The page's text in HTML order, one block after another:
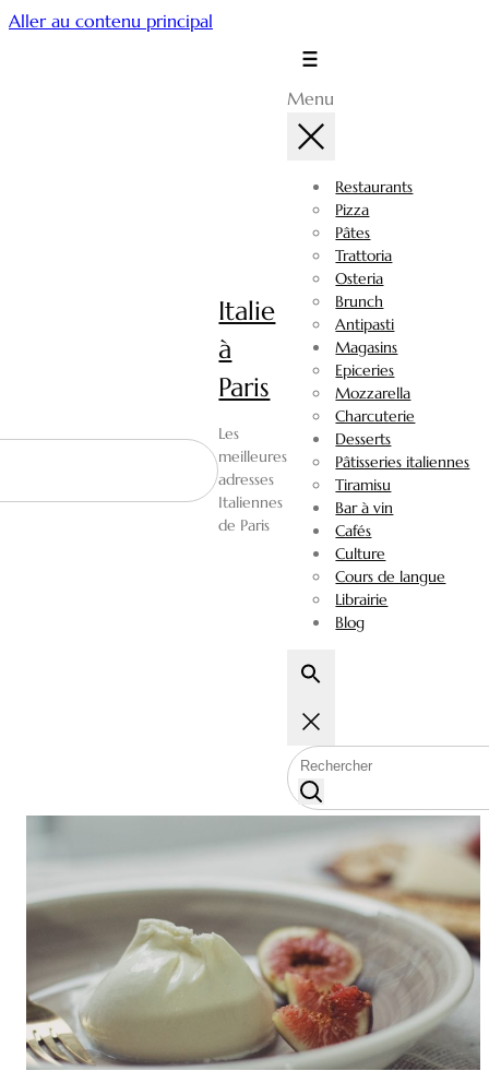
Aller au contenu principal
Italie
à
Paris
Les
meilleures
adresses
Italiennes
de Paris
Menu
Restaurants
Pizza
Pâtes
Trattoria
Osteria
Brunch
Antipasti
Magasins
Epiceries
Mozzarella
Charcuterie
Desserts
Pâtisseries italiennes
Tiramisu
Bar à vin
Cafés
Culture
Cours de langue
Librairie
Blog